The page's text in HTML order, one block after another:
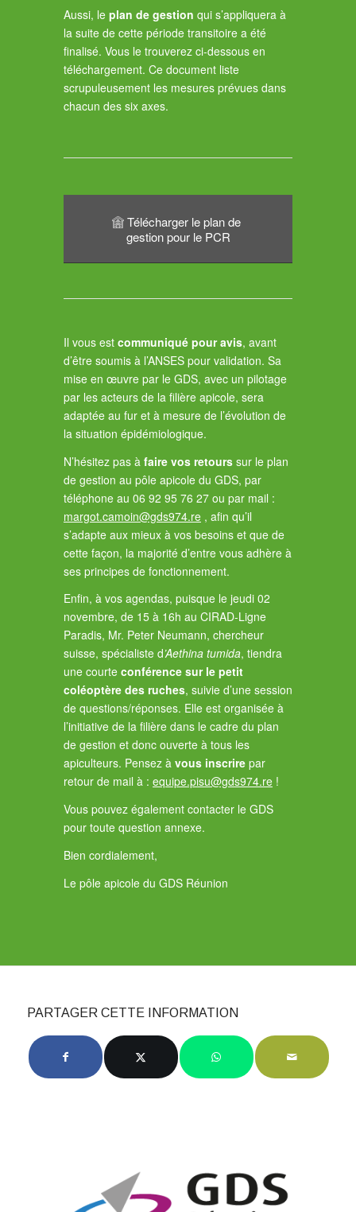
Aussi, le plan de gestion qui s’appliquera à
la suite de cette période transitoire a été
finalisé. Vous le trouverez ci-dessous en
téléchargement. Ce document liste
scrupuleusement les mesures prévues dans
chacun des six axes.
Télécharger le plan de
gestion pour le PCR
Il vous est communiqué pour avis, avant
d’être soumis à l’ANSES pour validation. Sa
mise en œuvre par le GDS, avec un pilotage
par les acteurs de la filière apicole, sera
adaptée au fur et à mesure de l’évolution de
la situation épidémiologique.
N’hésitez pas à faire vos retours sur le plan
de gestion au pôle apicole du GDS, par
téléphone au 06 92 95 76 27 ou par mail :
margot.camoin@gds974.re , afin qu’il
s’adapte aux mieux à vos besoins et que de
cette façon, la majorité d’entre vous adhère à
ses principes de fonctionnement.
Enfin, à vos agendas, puisque le jeudi 02
novembre, de 15 à 16h au CIRAD-Ligne
Paradis, Mr. Peter Neumann, chercheur
suisse, spécialiste d’Aethina tumida, tiendra
une courte conférence sur le petit
coléoptère des ruches, suivie d’une session
de questions/réponses. Elle est organisée à
l’initiative de la filière dans le cadre du plan
de gestion et donc ouverte à tous les
apiculteurs. Pensez à vous inscrire par
retour de mail à : equipe.pisu@gds974.re !
Vous pouvez également contacter le GDS
pour toute question annexe.
Bien cordialement,
Le pôle apicole du GDS Réunion
PARTAGER CETTE INFORMATION